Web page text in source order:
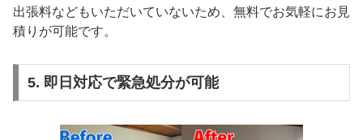
出張料などもいただいていないため、無料でお気軽にお見
積りが可能です。
5. 即日対応で緊急処分が可能